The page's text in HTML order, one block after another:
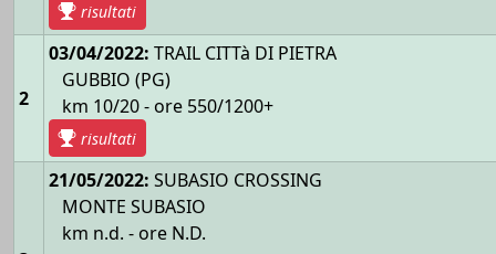
risultati
2
03/04/2022: TRAIL CITTà DI PIETRA
GUBBIO (PG)
km 10/20 - ore 550/1200+
risultati
21/05/2022: SUBASIO CROSSING
MONTE SUBASIO
km n.d. - ore N.D.